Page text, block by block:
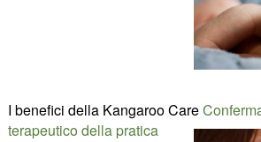
I benefici della Kangaroo Care
terapeutico della pratica